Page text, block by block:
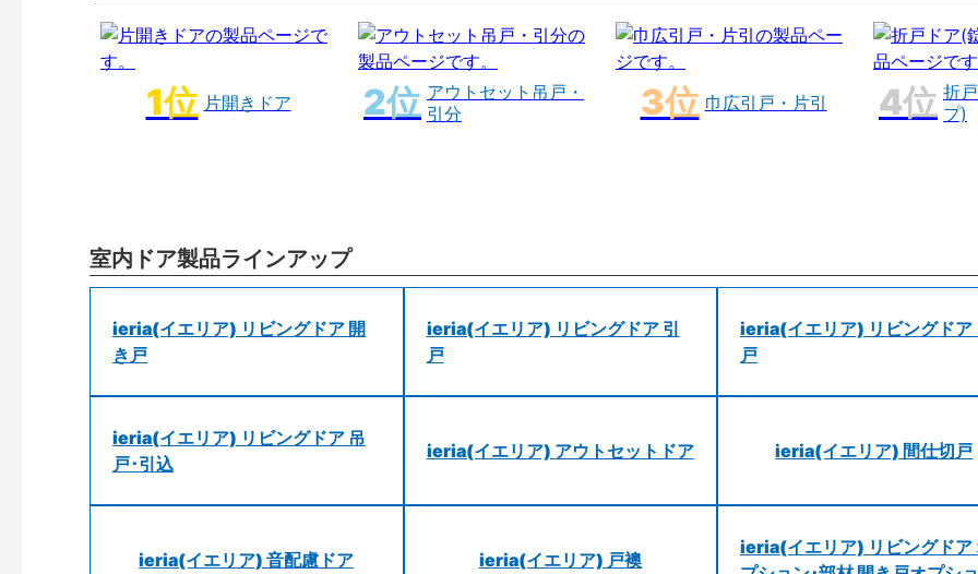
片開きドア
アウトセット吊戸・
引分
巾広引戸・片引
折
プ)
室内ドア製品ラインアップ
ieria(イエリア) リビングドア 開
き戸
ieria(イエリア) リビングドア 引
戸
ieria(イエリア) リビングドア
戸
ieria(イエリア) リビングドア 吊
戸･引込
ieria(イエリア) アウトセットドア ieria(イエリア) 間仕切戸
ieria(イエリア) 音配慮ドア ieria(イエリア) 戸襖
ieria(イエリア) リビングドア